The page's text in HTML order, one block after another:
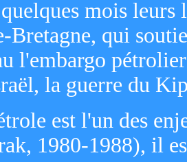
mois
Bretagne, qui
l'embargo
la guerre du
est l'un des
1980-1988), il